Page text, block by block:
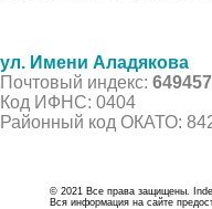
ул. Имени Аладякова
Почтовый индекс: 649457
Код ИФНС: 0404
Районный код ОКАТО:
© 2021 Все права защищены.
Вся информация на сайте